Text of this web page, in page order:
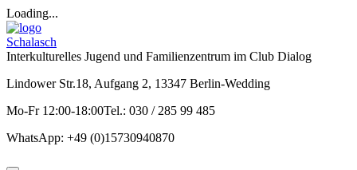
Loading...
Schalasch
Interkulturelles Jugend und Familienzentrum im Club Dialog
Lindower Str.18, Aufgang 2, 13347 Berlin-Wedding
Mo-Fr 12:00-18:00Tel.: 030 / 285 99 485
WhatsApp: +49 (0)15730940870